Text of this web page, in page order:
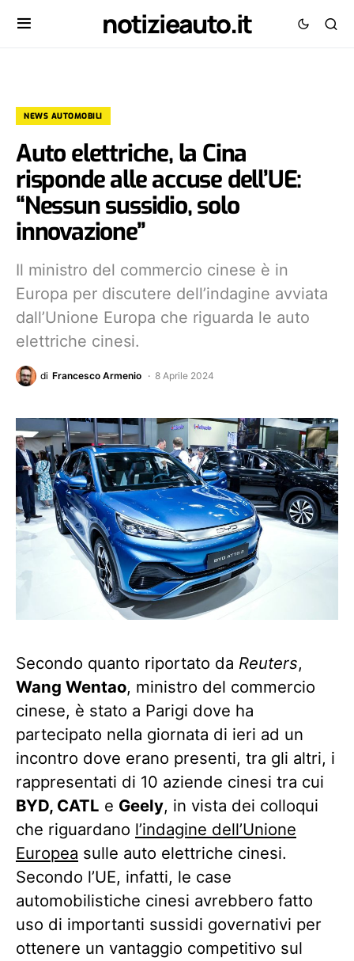
notizieauto.it
NEWS AUTOMOBILI
Auto elettriche, la Cina
risponde alle accuse dell’UE:
“Nessun sussidio, solo
innovazione”
Il ministro del commercio cinese è in
Europa per discutere dell’indagine avviata
dall’Unione Europa che riguarda le auto
elettriche cinesi.
di Francesco Armenio 8 Aprile 2024
Secondo quanto riportato da Reuters,
Wang Wentao, ministro del commercio
cinese, è stato a Parigi dove ha
partecipato nella giornata di ieri ad un
incontro dove erano presenti, tra gli altri, i
rappresentati di 10 aziende cinesi tra cui
BYD, CATL e Geely, in vista dei colloqui
che riguardano l’indagine dell’Unione
Europea sulle auto elettriche cinesi.
Secondo l’UE, infatti, le case
automobilistiche cinesi avrebbero fatto
uso di importanti sussidi governativi per
ottenere un vantaggio competitivo sul